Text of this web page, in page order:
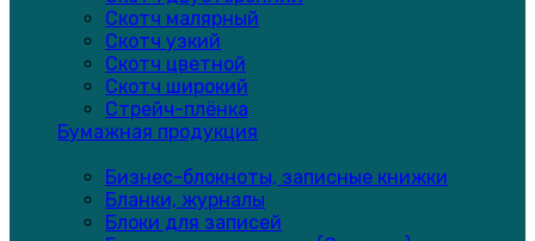
Скотч малярный
Скотч узкий
Скотч цветной
Скотч широкий
Стрейч-плёнка
Бумажная продукция
Бизнес-блокноты, записные книжки
Бланки, журналы
Блоки для записей